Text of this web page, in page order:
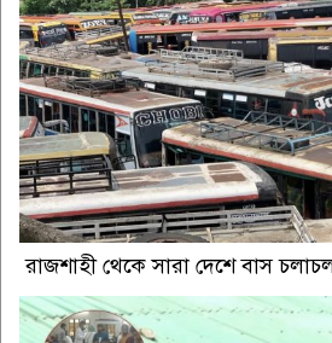
রাজশাহী থেকে সারা দেশে বাস